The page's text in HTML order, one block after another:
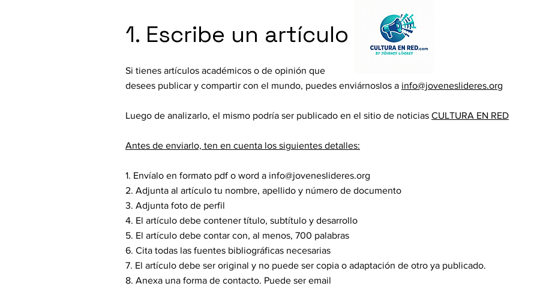
1. Escribe un artículo
Si tienes artículos académicos o de opinión que
desees publicar y compartir con el mundo, puedes enviárnoslos a info@joveneslideres.org
Luego de analizarlo, el mismo podría ser publicado en el sitio de noticias CULTURA EN RED
Antes de enviarlo, ten en cuenta los siguientes detalles:
1. Envíalo en formato pdf o word a info@joveneslideres.org
2. Adjunta al artículo tu nombre, apellido y número de documento
3. Adjunta foto de perfil
4. El artículo debe contener título, subtítulo y desarrollo
5. El artículo debe contar con, al menos, 700 palabras
6. Cita todas las fuentes bibliográficas necesarias
7. El artículo debe ser original y no puede ser copia o adaptación de otro ya publicado.
8. Anexa una forma de contacto. Puede ser email